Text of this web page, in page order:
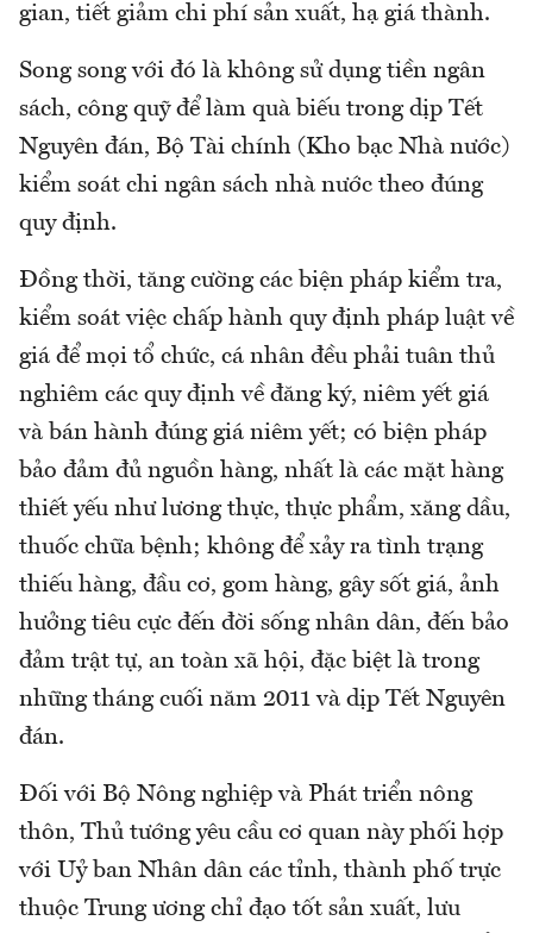
gian, tiết giảm chi phí sản xuất, hạ giá thành.
Song song với đó là không sử dụng tiền ngân
sách, công quỹ để làm quà biếu trong dịp Tết
Nguyên đán, Bộ Tài chính (Kho bạc Nhà nước)
kiểm soát chi ngân sách nhà nước theo đúng
quy định.
Đồng thời, tăng cường các biện pháp kiểm tra,
kiểm soát việc chấp hành quy định pháp luật về
giá để mọi tổ chức, cá nhân đều phải tuân thủ
nghiêm các quy định về đăng ký, niêm yết giá
và bán hành đúng giá niêm yết; có biện pháp
bảo đảm đủ nguồn hàng, nhất là các mặt hàng
thiết yếu như lương thực, thực phẩm, xăng dầu,
thuốc chữa bệnh; không để xảy ra tình trạng
thiếu hàng, đầu cơ, gom hàng, gây sốt giá, ảnh
hưởng tiêu cực đến đời sống nhân dân, đến bảo
đảm trật tự, an toàn xã hội, đặc biệt là trong
những tháng cuối năm 2011 và dịp Tết Nguyên
đán.
Đối với Bộ Nông nghiệp và Phát triển nông
thôn, Thủ tướng yêu cầu cơ quan này phối hợp
với Uỷ ban Nhân dân các tỉnh, thành phố trực
thuộc Trung ương chỉ đạo tốt sản xuất, lưu